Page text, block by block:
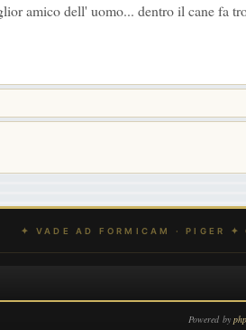
amico dell' uomo... dentro il cane fa
Powered by